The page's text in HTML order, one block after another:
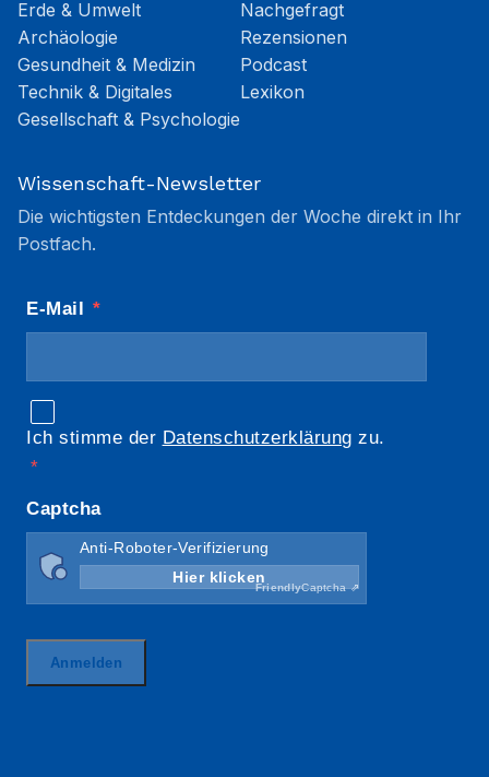
Erde & Umwelt
Archäologie
Gesundheit & Medizin
Technik & Digitales
Gesellschaft & Psychologie
Nachgefragt
Rezensionen
Podcast
Lexikon
Wissenschaft-Newsletter
Die wichtigsten Entdeckungen der Woche direkt in Ihr
Postfach.